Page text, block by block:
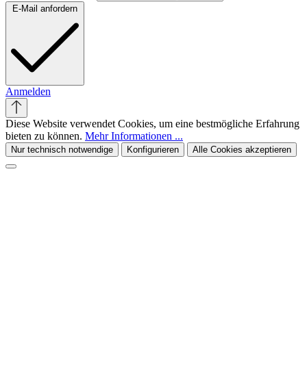
E-Mail anfordern
Anmelden
Diese Website verwendet Cookies, um eine bestmögliche Erfahrung
bieten zu können. Mehr Informationen ...
Nur technisch notwendige Konfigurieren Alle Cookies akzeptieren